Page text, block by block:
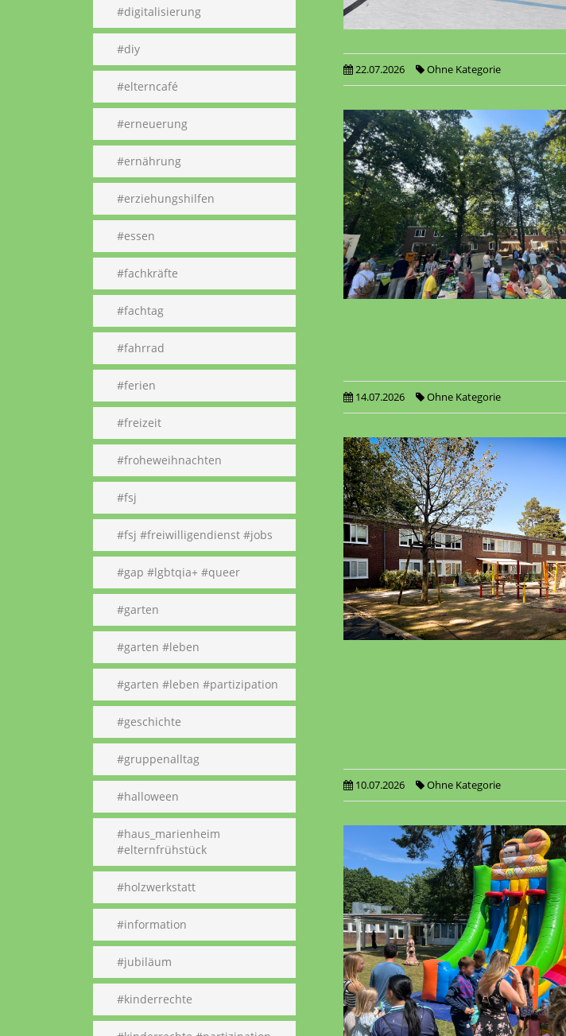
#digitalisierung
#diy
#elterncafé
#erneuerung
#ernährung
#erziehungshilfen
#essen
#fachkräfte
#fachtag
#fahrrad
#ferien
#freizeit
#froheweihnachten
#fsj
#fsj #freiwilligendienst #jobs
#gap #lgbtqia+ #queer
#garten
#garten #leben
#garten #leben #partizipation
#geschichte
#gruppenalltag
#halloween
#haus_marienheim
#elternfrühstück
#holzwerkstatt
#information
#jubiläum
#kinderrechte
22.07.2026 Ohne Kategorie
14.07.2026 Ohne Kategorie
10.07.2026 Ohne Kategorie